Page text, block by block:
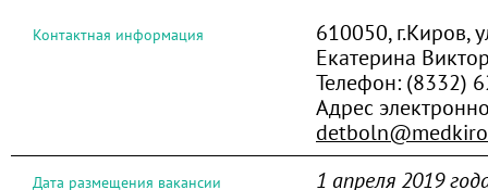
Контактная информация
610050, г.Киров,
Екатерина
Телефон: (8332)
Адрес
Дата размещения вакансии 1 апреля 2019